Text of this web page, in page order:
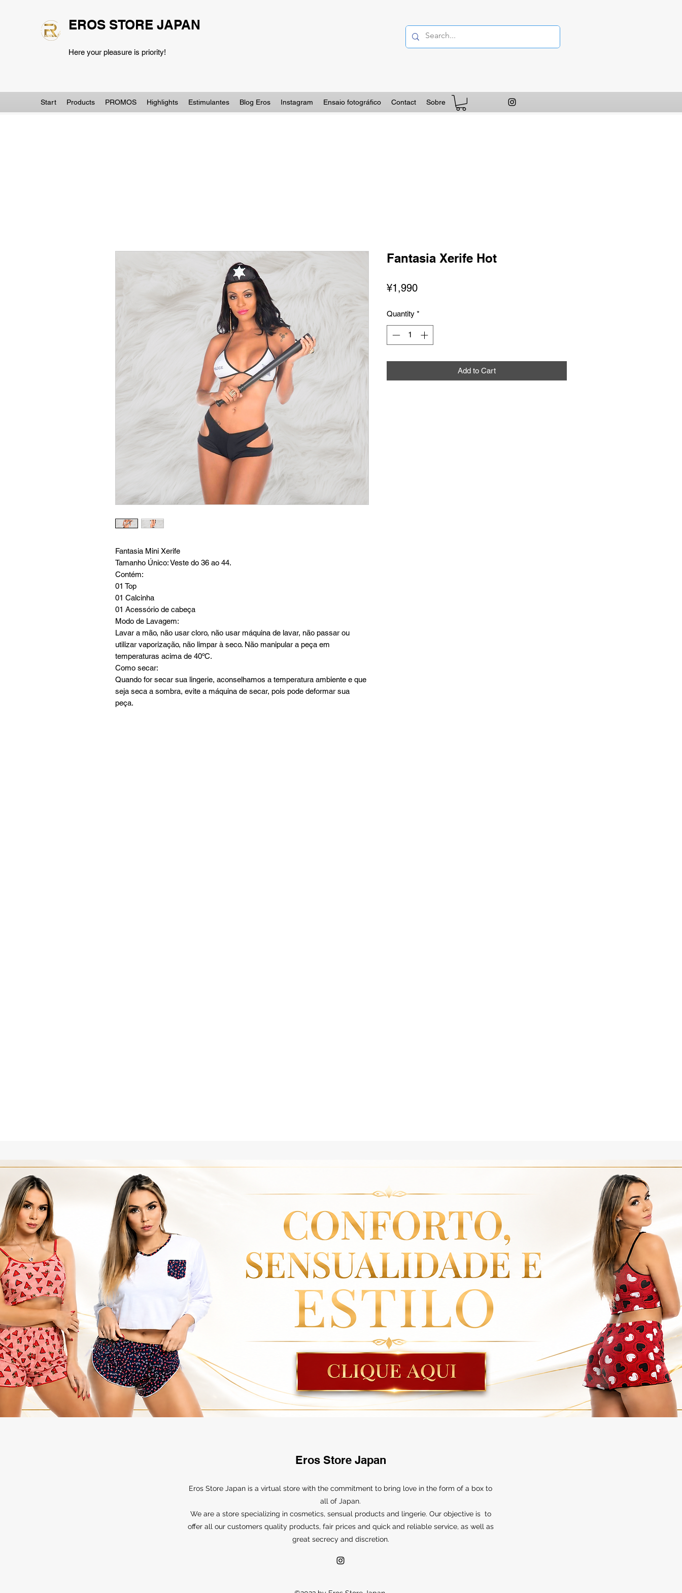
EROS STORE JAPAN
Here your pleasure is priority!
Start Products PROMOS Highlights Estimulantes Blog Eros Instagram Ensaio fotográfico Contact Sobre
Fantasia Mini Xerife
Tamanho Único: Veste do 36 ao 44.
Contém:
01 Top
01 Calcinha
01 Acessório de cabeça
Modo de Lavagem:
Lavar a mão, não usar cloro, não usar máquina de lavar, não passar ou
utilizar vaporização, não limpar à seco. Não manipular a peça em
temperaturas acima de 40ºC.
Como secar:
Quando for secar sua lingerie, aconselhamos a temperatura ambiente e que
seja seca a sombra, evite a máquina de secar, pois pode deformar sua
peça.
Fantasia Xerife Hot
¥1,990Price
Quantity *
Add to Cart
Eros Store Japan
Eros Store Japan is a virtual store with the commitment to bring love in the form of a box to
all of Japan.
We are a store specializing in cosmetics, sensual products and lingerie. Our objective is to
offer all our customers quality products, fair prices and quick and reliable service, as well as
great secrecy and discretion.